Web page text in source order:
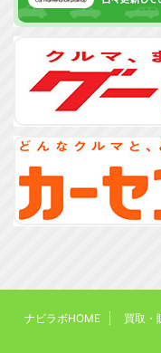
ナビラボHOME 買取・